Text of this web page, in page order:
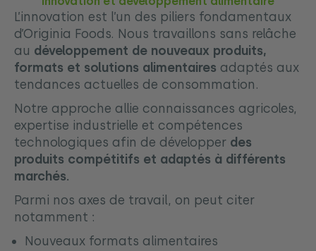
L’innovation est l’un des piliers fondamentaux
d’Originia Foods. Nous travaillons sans relâche
au développement de nouveaux produits,
formats et solutions alimentaires adaptés aux
tendances actuelles de consommation.
Notre approche allie connaissances agricoles,
expertise industrielle et compétences
technologiques afin de développer des
produits compétitifs et adaptés à différents
marchés.
Parmi nos axes de travail, on peut citer
notamment :
Nouveaux formats alimentaires